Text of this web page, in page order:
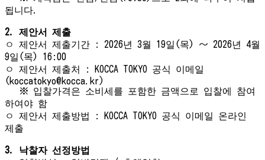
됩니다.
2. 제안서 제출
ㅇ 제안서 제출기간 : 2026년 3월 19일(목) 〜 2026년 4월
9일(목) 16:00
ㅇ 제안서 제출처 : KOCCA TOKYO 공식 이메일
(koccatokyo@kocca.kr)
※ 입찰가격은 소비세를 포함한 금액으로 입찰에 참여
하여야 함
ㅇ 제안서 제출방법 : KOCCA TOKYO 공식 이메일 온라인
제출
3. 낙찰자 선정방법